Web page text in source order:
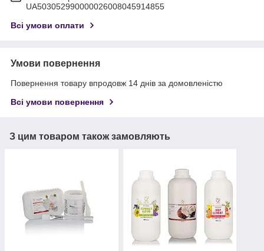
UA503052990000026008045914855
Всі умови оплати
Умови повернення
Повернення товару впродовж 14 днів за домовленістю
Всі умови повернення
З цим товаром також замовляють